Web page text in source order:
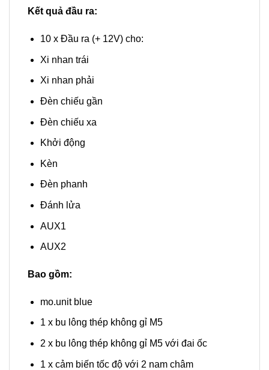
Kết quả đầu ra:
10 x Đầu ra (+ 12V) cho:
Xi nhan trái
Xi nhan phải
Đèn chiếu gần
Đèn chiếu xa
Khởi động
Kèn
Đèn phanh
Đánh lửa
AUX1
AUX2
Bao gồm:
mo.unit blue
1 x bu lông thép không gỉ M5
2 x bu lông thép không gỉ M5 với đai ốc
1 x cảm biến tốc độ với 2 nam châm